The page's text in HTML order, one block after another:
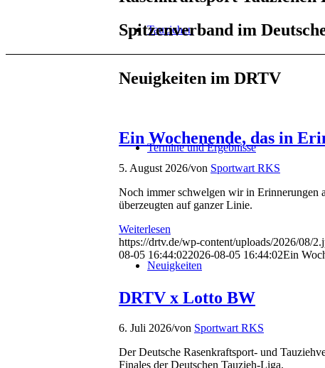
Tauziehen
Termine und Ergebnisse
Neuigkeiten
Spitzenverband im
Neuigkeiten im DRTV
Ein Wochenende, das in
5. August 2026/von Sportwart RKS
Noch immer schwelgen wir in Erinnerungen
überzeugten auf ganzer Linie.
Weiterlesen
https://drtv.de/wp-content/uploads/2026/08/
08-05 16:44:022026-08-05 16:44:02Ein
DRTV x Lotto BW
6. Juli 2026/von Sportwart RKS
Der Deutsche Rasenkraftsport- und
Finales der Deutschen Tauzieh-Liga.